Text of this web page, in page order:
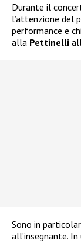
Durante il
l’attenzione del
performance e
alla Pettinelli
Sono in
all’insegnante. In